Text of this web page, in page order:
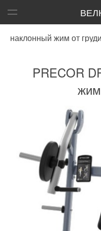
жим от груди
PRECOR
жим